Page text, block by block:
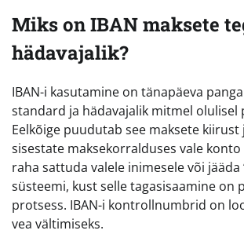
Miks on IBAN maksete
hädavajalik?
IBAN-i kasutamine on tänapäeva
standard ja hädavajalik mitmel olulisel
Eelkõige puudutab see maksete kiirust
sisestate maksekorralduses vale
raha sattuda valele inimesele või jääda
süsteemi, kust selle tagasisaamine on
protsess. IBAN-i kontrollnumbrid on
vea vältimiseks.